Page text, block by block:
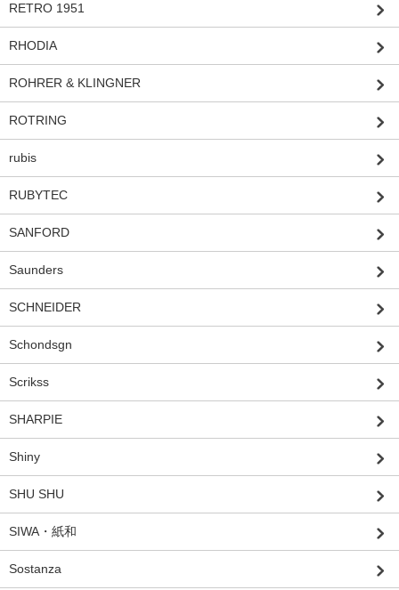
RETRO 1951
RHODIA
ROHRER & KLINGNER
ROTRING
rubis
RUBYTEC
SANFORD
Saunders
SCHNEIDER
Schondsgn
Scrikss
SHARPIE
Shiny
SHU SHU
SIWA・紙和
Sostanza